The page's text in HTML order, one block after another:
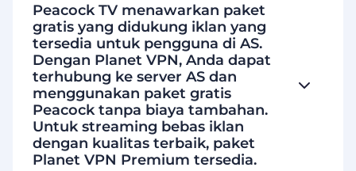
Peacock TV menawarkan paket
gratis yang didukung iklan yang
tersedia untuk pengguna di AS.
Dengan Planet VPN, Anda dapat
terhubung ke server AS dan
menggunakan paket gratis
Peacock tanpa biaya tambahan.
Untuk streaming bebas iklan
dengan kualitas terbaik, paket
Planet VPN Premium tersedia.